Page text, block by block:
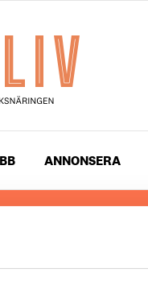
ANNONSERA
och snackisar
affärsmagasin för